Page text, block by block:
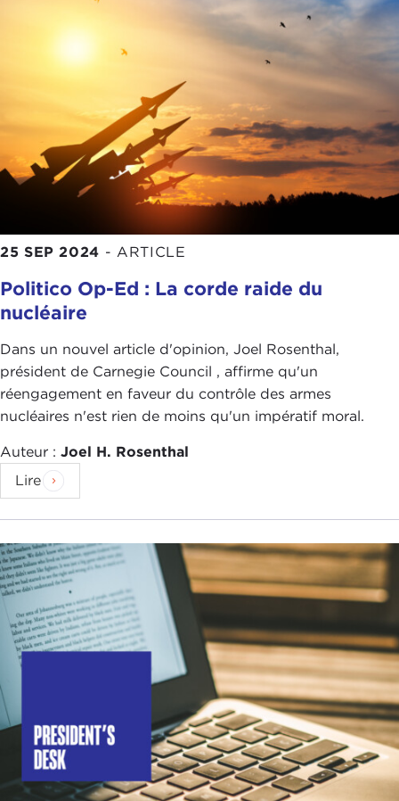
25 SEP 2024 - ARTICLE
Politico Op-Ed : La corde raide du
nucléaire
Dans un nouvel article d'opinion, Joel Rosenthal,
président de Carnegie Council , affirme qu'un
réengagement en faveur du contrôle des armes
nucléaires n'est rien de moins qu'un impératif moral.
Auteur : Joel H. Rosenthal
Lire